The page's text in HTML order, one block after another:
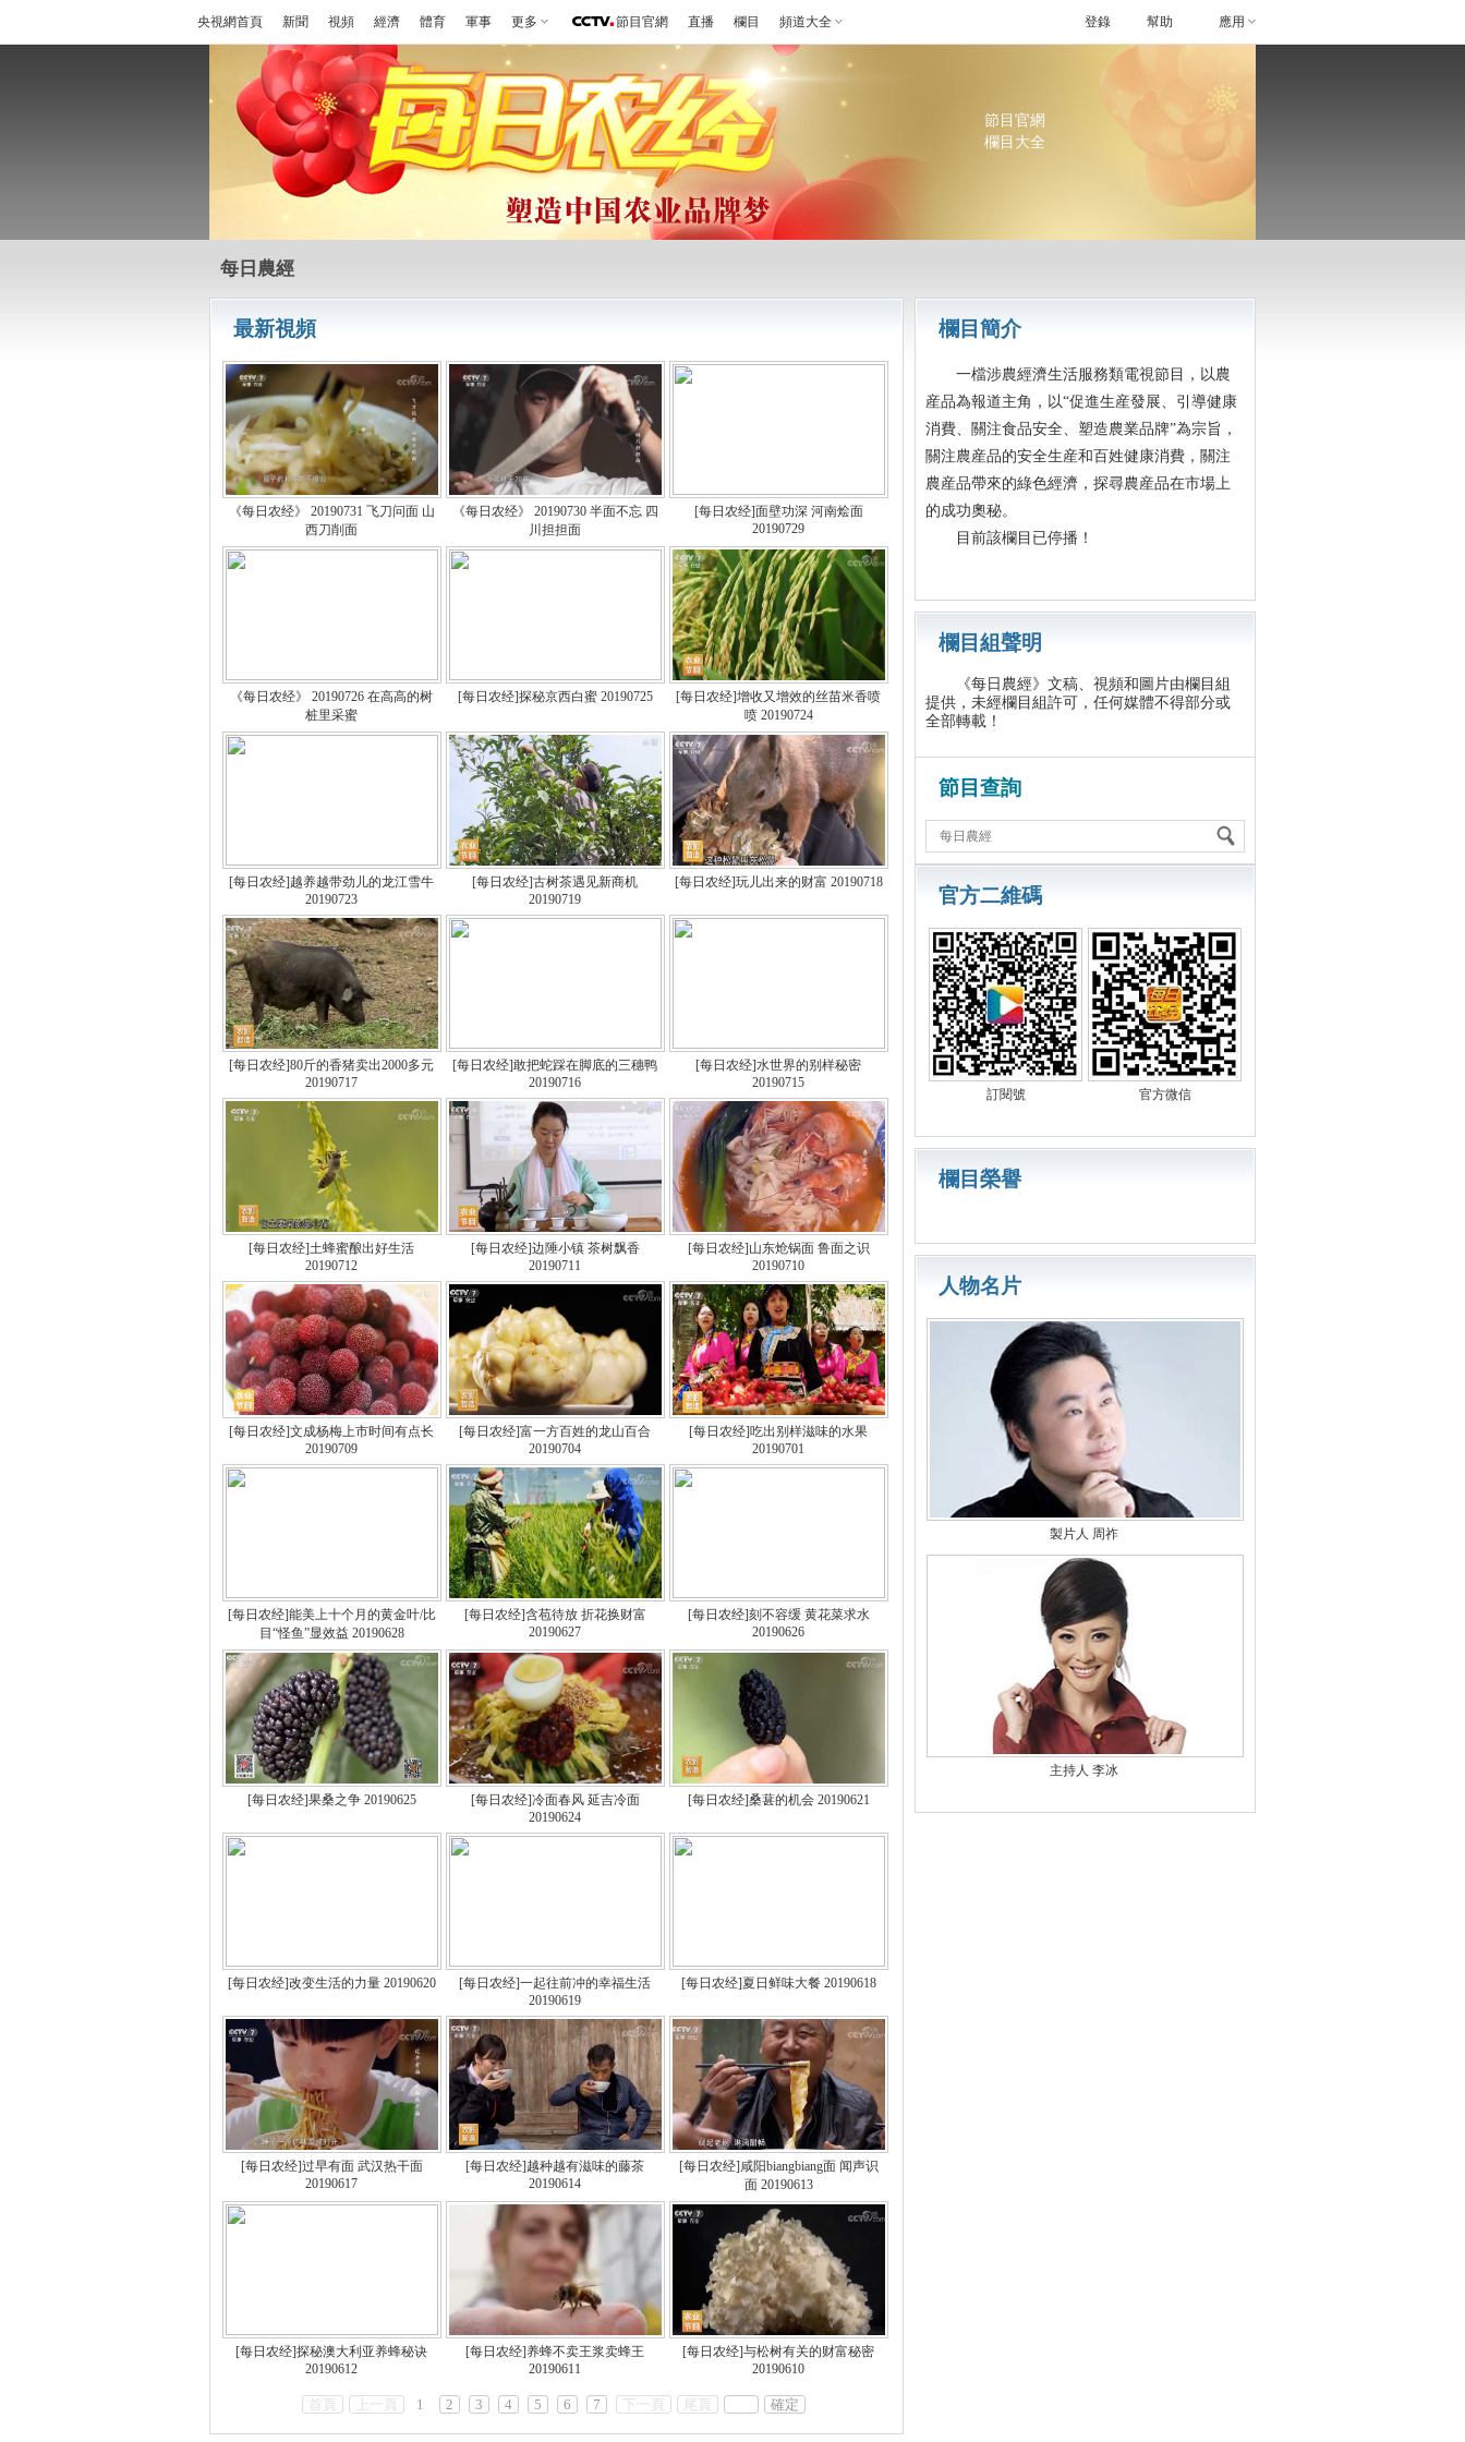
央視網首頁 新聞 視頻 經濟 體育 軍事 更多 節目官網 直播 欄目 頻道大全 幫助 應用
登錄
節目官網
欄目大全
每日農經
最新視頻
《每日农经》 20190731 飞刀问面 山
西刀削面
《每日农经》 20190730 半面不忘 四
川担担面
[每日农经]面壁功深 河南烩面
20190729
《每日农经》 20190726 在高高的树
桩里采蜜
[每日农经]探秘京西白蜜 20190725
[每日农经]增收又增效的丝苗米香喷
喷 20190724
[每日农经]越养越带劲儿的龙江雪牛
20190723
[每日农经]古树茶遇见新商机
20190719
[每日农经]玩儿出来的财富 20190718
[每日农经]80斤的香猪卖出2000多元
20190717
[每日农经]敢把蛇踩在脚底的三穗鸭
20190716
[每日农经]水世界的别样秘密
20190715
[每日农经]土蜂蜜酿出好生活
20190712
[每日农经]边陲小镇 茶树飘香
20190711
[每日农经]山东炝锅面 鲁面之识
20190710
[每日农经]文成杨梅上市时间有点长
20190709
[每日农经]富一方百姓的龙山百合
20190704
[每日农经]吃出别样滋味的水果
20190701
[每日农经]能美上十个月的黄金叶/比
目“怪鱼”显效益 20190628
[每日农经]含苞待放 折花换财富
20190627
[每日农经]刻不容缓 黄花菜求水
20190626
[每日农经]果桑之争 20190625
[每日农经]冷面春风 延吉冷面
20190624
[每日农经]桑葚的机会 20190621
[每日农经]改变生活的力量 20190620
[每日农经]一起往前冲的幸福生活
20190619
[每日农经]夏日鲜味大餐 20190618
[每日农经]过早有面 武汉热干面
20190617
[每日农经]越种越有滋味的藤茶
20190614
[每日农经]咸阳biangbiang面 闻声识
面 20190613
[每日农经]探秘澳大利亚养蜂秘诀
20190612
[每日农经]养蜂不卖王浆卖蜂王
20190611
[每日农经]与松树有关的财富秘密
20190610
首頁 上一頁 1 2 3 4 5 6 7 下一頁 尾頁 確定
欄目簡介
一檔涉農經濟生活服務類電視節目，以農
産品為報道主角，以“促進生産發展、引導健康
消費、關注食品安全、塑造農業品牌”為宗旨，
關注農産品的安全生産和百姓健康消費，關注
農産品帶來的綠色經濟，探尋農産品在市場上
的成功奧秘。
目前該欄目已停播！
欄目組聲明
《每日農經》文稿、視頻和圖片由欄目組
提供，未經欄目組許可，任何媒體不得部分或
全部轉載！
節目查詢
官方二維碼
訂閱號 官方微信
欄目榮譽
人物名片
製片人 周祚
主持人 李冰